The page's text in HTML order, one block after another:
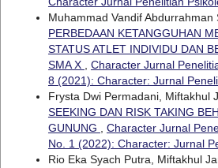
Muhammad Vandif
PERBEDAAN KETANGGUHAN
STATUS ATLET INDIVIDU DAN
SMA X , Character Jurnal
8 (2021): Character: Jurnal
Frysta Dwi Permadani, Miftakhul
SEEKING DAN RISK TAKING
GUNUNG , Character Jurnal
No. 1 (2022): Character: Jurnal
Rio Eka Syach Putra, Miftakhul